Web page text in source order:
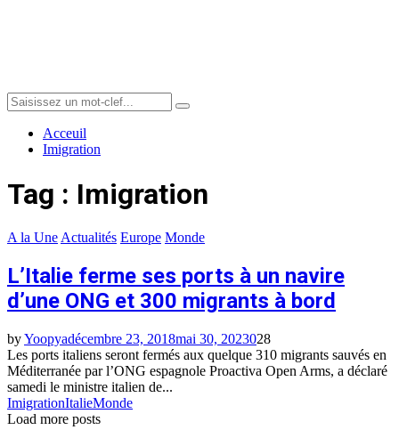
Search
for:
Search
Acceuil
Imigration
Tag : Imigration
A la Une Actualités Europe Monde
L’Italie ferme ses ports à un navire
d’une ONG et 300 migrants à bord
byYoopyadécembre 23, 2018mai 30, 2023028
Les ports italiens seront fermés aux quelque 310 migrants sauvés en
Méditerranée par l’ONG espagnole Proactiva Open Arms, a déclaré
samedi le ministre italien de...
ImigrationItalieMonde
Load more posts